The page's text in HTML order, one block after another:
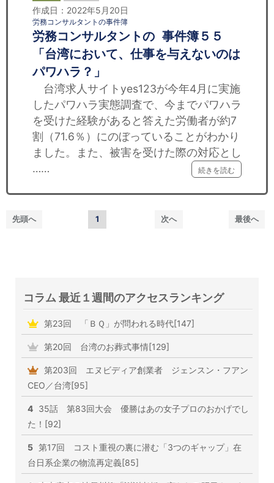
作成日：2022年5月20日
労務コンサルタントの事件簿
労務コンサルタントの 事件簿５５
「台湾において、仕事を与えないのは
パワハラ？」
台湾求人サイトyes123が今年4月に実施
したパワハラ実態調査で、今までパワハラ
を受けた経験があると答えた労働者が約7
割（71.6％）にのぼっていることがわかり
ました。また、被害を受けた際の対応とし
……
続きを読む
先頭へ 1 次へ 最後へ
コラム 最近１週間のアクセスランキング
第23回 「ＢＱ」が問われる時代[147]
第20回 台湾のお葬式事情[129]
第203回 エヌビディア創業者 ジェンスン・フアン
CEO／台湾[95]
4 35話 第83回大会 優勝はあの女子プロのおかげでし
た！[92]
5 第17回 コスト重視の裏に潜む「3つのギャップ」在
台日系企業の物流再定義[85]